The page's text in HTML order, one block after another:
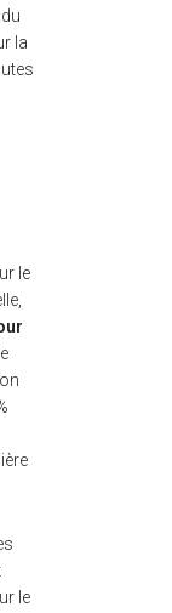
la
le
le